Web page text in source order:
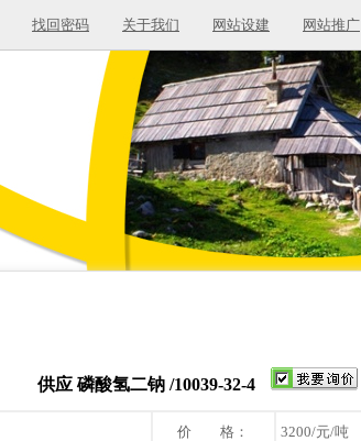
找回密码 关于我们 网站设建 网站推广
供应 磷酸氢二钠 /10039-32-4
价 格： 3200/元/吨